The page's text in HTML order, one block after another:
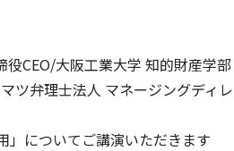
CEO/大阪工業大学 知的財産学
法人 マネージングディレ
」についてご講演いただきます